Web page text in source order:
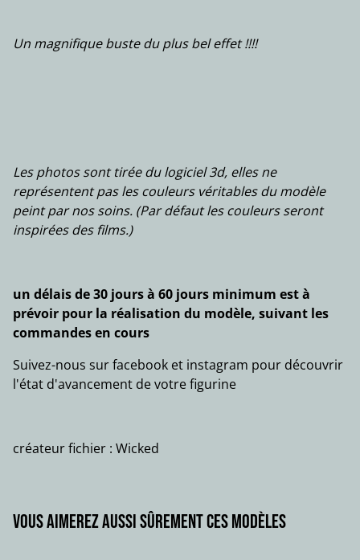
Un magnifique buste du plus bel effet !!!!
Les photos sont tirée du logiciel 3d, elles ne
représentent pas les couleurs véritables du modèle
peint par nos soins. (Par défaut les couleurs seront
inspirées des films.)
un délais de 30 jours à 60 jours minimum est à
prévoir pour la réalisation du modèle, suivant les
commandes en cours
Suivez-nous sur facebook et instagram pour découvrir
l'état d'avancement de votre figurine
créateur fichier : Wicked
Vous aimerez aussi sûrement ces modèles